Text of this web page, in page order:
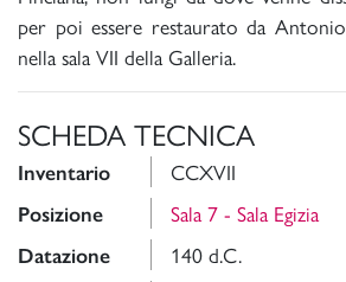
per poi essere restaurato da
nella sala VII della Galleria.
SCHEDA TECNICA
Inventario CCXVII
Posizione Sala 7 - Sala Egizia
Datazione 140 d.C.